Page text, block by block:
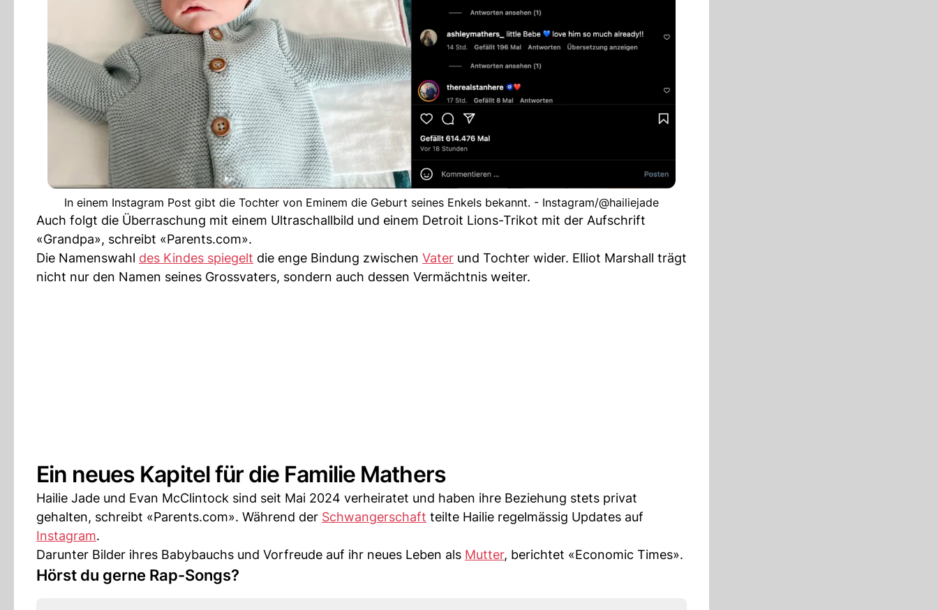
In einem Instagram Post gibt die Tochter von Eminem die Geburt seines Enkels bekannt. - Instagram/@hailiejade
Auch folgt die Überraschung mit einem Ultraschallbild und einem Detroit Lions-Trikot mit der Aufschrift
«Grandpa», schreibt «Parents.com».
Die Namenswahl des Kindes spiegelt die enge Bindung zwischen Vater und Tochter wider. Elliot Marshall trägt
nicht nur den Namen seines Grossvaters, sondern auch dessen Vermächtnis weiter.
Ein neues Kapitel für die Familie Mathers
Hailie Jade und Evan McClintock sind seit Mai 2024 verheiratet und haben ihre Beziehung stets privat
gehalten, schreibt «Parents.com». Während der Schwangerschaft teilte Hailie regelmässig Updates auf
Instagram.
Darunter Bilder ihres Babybauchs und Vorfreude auf ihr neues Leben als Mutter, berichtet «Economic Times».
Hörst du gerne Rap-Songs?